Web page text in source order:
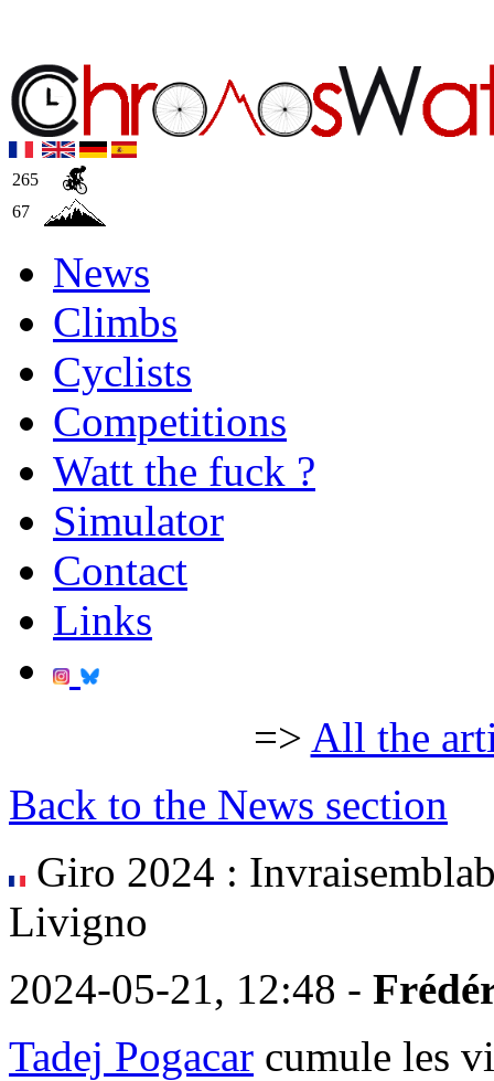
265
67
News
Climbs
Cyclists
Competitions
Watt the fuck ?
Simulator
Contact
Links
=> All the
Back to the News section
Giro 2024 :
Livigno
2024-05-21, 12:48 -
Tadej Pogacar cumule les